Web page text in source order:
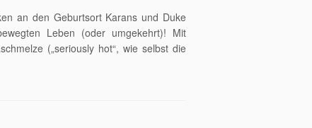
an den Geburtsort Karans und Duke
Leben (oder umgekehrt)! Mit
(„seriously hot“, wie selbst die